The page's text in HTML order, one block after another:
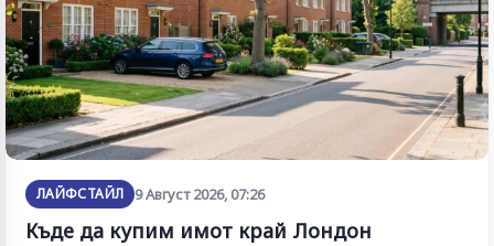
ЛАЙФСТАЙЛ 9 Август 2026, 07:26
Къде да купим имот край Лондон